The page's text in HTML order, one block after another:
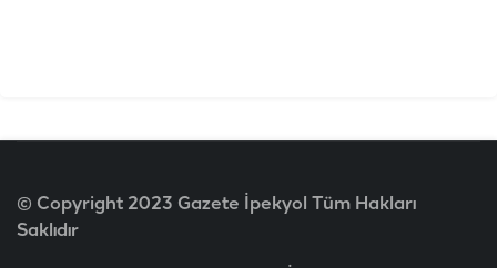
© Copyright 2023 Gazete İpekyol Tüm Hakları
Saklıdır